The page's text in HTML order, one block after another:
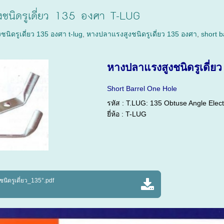
ชนิดรูเดี่ยว 135 องศา T-LUG
นิดรูเดี่ยว 135 องศา t-lug ,หางปลาแรงสูงชนิดรูเดี่ยว 135 องศา ,short
หางปลาแรงสูงชนิดรูเดี่ย
Short Barrel One Hole
รหัส : T.LUG: 135 Obtuse Angle
ยี่ห้อ : T-LUG
นิดรูเดี่ยว_135°.pdf